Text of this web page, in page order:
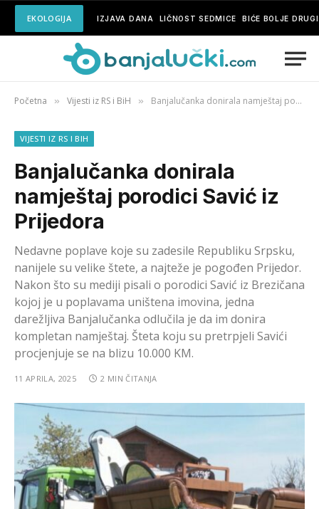
EKOLOGIJA IZJAVA DANA LIČNOST SEDMICE BIĆE BOLJE
Početna » Vijesti iz RS i BiH » Banjalučanka donirala namještaj porodici Savić iz Prijedora
VIJESTI IZ RS I BIH
Banjalučanka donirala
namještaj porodici Savić iz
Prijedora
Nedavne poplave koje su zadesile Republiku Srpsku,
nanijele su velike štete, a najteže je pogođen Prijedor.
Nakon što su mediji pisali o porodici Savić iz Brezičana
kojoj je u poplavama uništena imovina, jedna
darežljiva Banjalučanka odlučila je da im donira
kompletan namještaj. Šteta koju su pretrpjeli Savići
procjenjuje se na blizu 10.000 KM.
11 APRILA, 2025 2 MIN ČITANJA